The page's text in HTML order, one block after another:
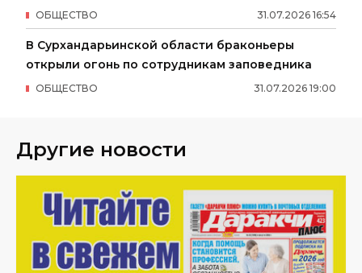
31.07.2026 16:54
ОБЩЕСТВО
В Сурхандарьинской области браконьеры
открыли огонь по сотрудникам заповедника
31.07.2026 19:00
ОБЩЕСТВО
Другие новости